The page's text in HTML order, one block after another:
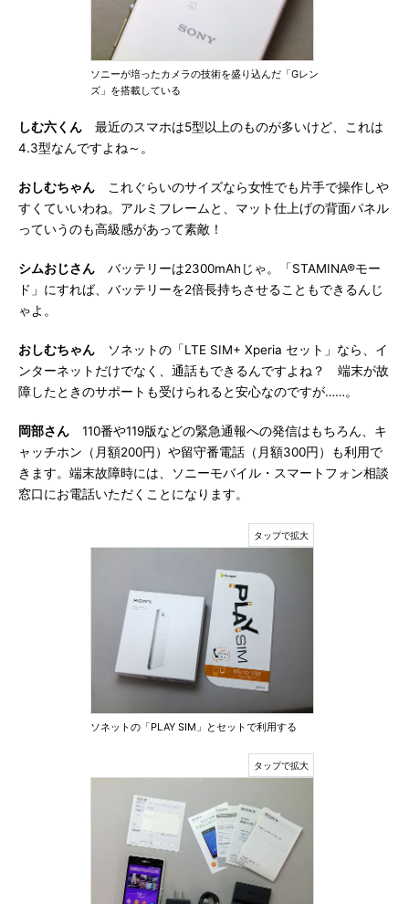
ソニーが培ったカメラの技術を盛り込んだ「Gレン
ズ」を搭載している
しむ六くん 最近のスマホは5型以上のものが多いけど、これは
4.3型なんですよね～。
おしむちゃん これぐらいのサイズなら女性でも片手で操作しや
すくていいわね。アルミフレームと、マット仕上げの背面パネル
っていうのも高級感があって素敵！
シムおじさん バッテリーは2300mAhじゃ。「STAMINA®モー
ド」にすれば、バッテリーを2倍長持ちさせることもできるんじ
ゃよ。
おしむちゃん ソネットの「LTE SIM+ Xperia セット」なら、イ
ンターネットだけでなく、通話もできるんですよね？ 端末が故
障したときのサポートも受けられると安心なのですが……。
岡部さん 110番や119版などの緊急通報への発信はもちろん、キ
ャッチホン（月額200円）や留守番電話（月額300円）も利用で
きます。端末故障時には、ソニーモバイル・スマートフォン相談
窓口にお電話いただくことになります。
ソネットの「PLAY SIM」とセットで利用する